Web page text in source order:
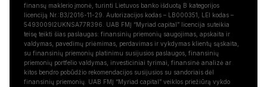
finansų maklerio įmonė, turinti Lietuvos banko išduotą B kategorijos
licenciją Nr.:B3/2016-11-29. Autorizacijos kodas – LB000351, LEI kodas –
5493009I2UKNSA77R396. UAB FMĮ “Myriad capital” licencija suteikia
teisę teikti šias paslaugas: finansinių priemonių saugojimas, apskaita ir
valdymas, pavedimų priėmimas, perdavimas ir vykdymas klientų sąskaita,
su finansinių priemonių platinimu susijusios paslaugos, finansinių
priemonių portfelio valdymas, investiciniai tyrimai, finansinė analizė ar
kitos bendro pobūdžio rekomendacijos susijusios su sandoriais dėl
finansinių priemonių. UAB FMĮ “Myriad capital” veiklos priežiūrą vykdo